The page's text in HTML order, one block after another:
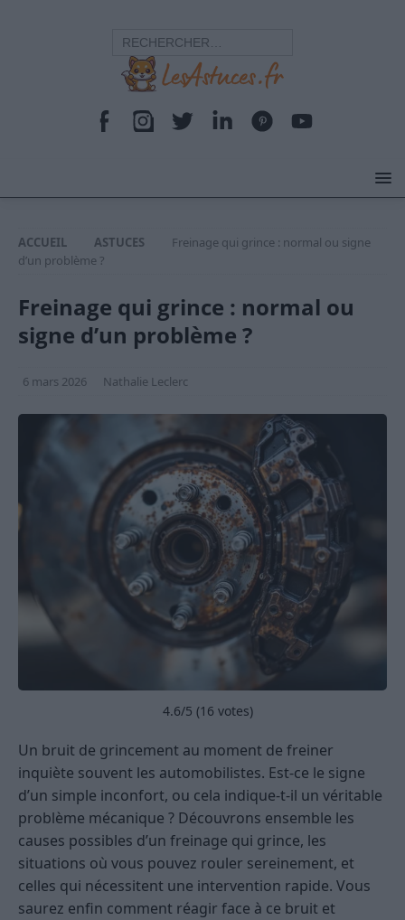
ACCUEIL ASTUCES
Freinage qui grince : normal ou signe
d’un problème ?
Freinage qui grince : normal ou
signe d’un problème ?
6 mars 2026 Nathalie Leclerc
4.6/5 (16 votes)
Un bruit de grincement au moment de freiner
inquiète souvent les automobilistes. Est-ce le signe
d’un simple inconfort, ou cela indique-t-il un véritable
problème mécanique ? Découvrons ensemble les
causes possibles d’un freinage qui grince, les
situations où vous pouvez rouler sereinement, et
celles qui nécessitent une intervention rapide. Vous
saurez enfin comment réagir face à ce bruit et